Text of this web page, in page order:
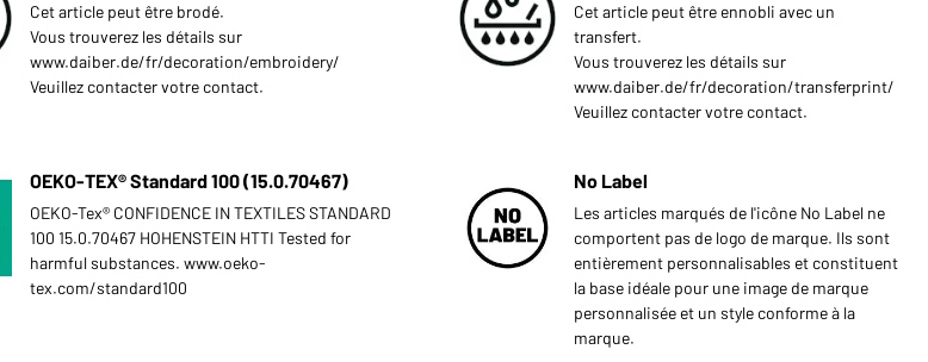
Cet article peut être brodé.
Vous trouverez les détails sur
www.daiber.de/fr/decoration/embroidery/
Veuillez contacter votre contact.
Cet article peut être ennobli avec un
transfert.
Vous trouverez les détails sur
www.daiber.de/fr/decoration/transferprint/
Veuillez contacter votre contact.
OEKO-TEX® Standard 100 (15.0.70467)
OEKO-Tex® CONFIDENCE IN TEXTILES STANDARD
100 15.0.70467 HOHENSTEIN HTTI Tested for
harmful substances. www.oeko-
tex.com/standard100
No Label
Les articles marqués de l'icône No Label ne
comportent pas de logo de marque. Ils sont
entièrement personnalisables et constituent
la base idéale pour une image de marque
personnalisée et un style conforme à la
marque.